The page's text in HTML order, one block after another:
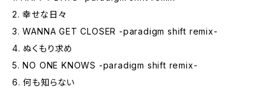
2. 幸せな日々
3. WANNA GET CLOSER -paradigm shift remix-
4. ぬくもり求め
5. NO ONE KNOWS -paradigm shift remix-
6. 何も知らない